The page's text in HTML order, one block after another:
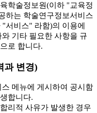
학술정보원(이하 "교육정
하는 학술연구정보서비스
서비스" 라함)의 이용에
기타 필요한 사항을 규
로 합니다.
과 변경)
메뉴에 게시하여 공시함
합니다.
리적 사유가 발생한 경우